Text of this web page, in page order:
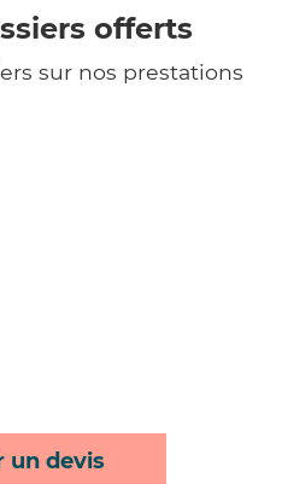
offerts
sur nos prestations
un devis